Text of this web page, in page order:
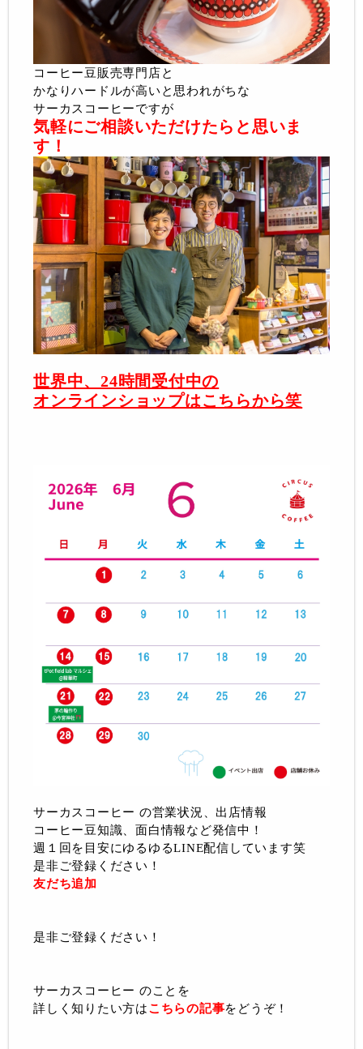
コーヒー豆販売専門店と
かなりハードルが高いと思われがちな
サーカスコーヒーですが
気軽にご相談いただけたらと思いま
す！
世界中、24時間受付中の
オンラインショップはこちらから笑
サーカスコーヒー の営業状況、出店情報
コーヒー豆知識、面白情報など発信中！
週１回を目安にゆるゆるLINE配信しています笑
是非ご登録ください！
友だち追加
是非ご登録ください！
サーカスコーヒー のことを
詳しく知りたい方はこちらの記事をどうぞ！